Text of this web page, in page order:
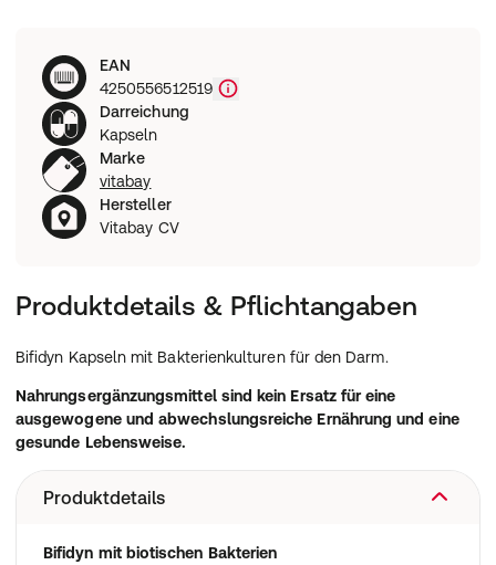
EAN
4250556512519
Darreichung
Kapseln
Marke
vitabay
Hersteller
Vitabay CV
Produktdetails & Pflichtangaben
Bifidyn Kapseln mit Bakterienkulturen für den Darm.
Nahrungsergänzungsmittel sind kein Ersatz für eine
ausgewogene und abwechslungsreiche Ernährung und eine
gesunde Lebensweise.
Produktdetails
Bifidyn mit biotischen Bakterien